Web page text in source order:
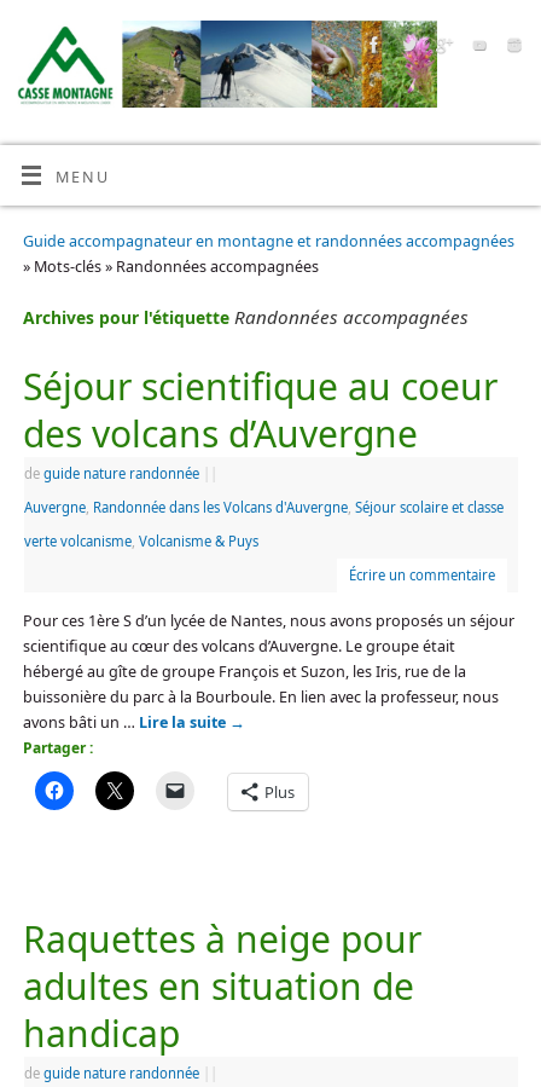
MENU
Guide accompagnateur en montagne et randonnées accompagnées
» Mots-clés » Randonnées accompagnées
Archives pour l'étiquette Randonnées accompagnées
Séjour scientifique au coeur
des volcans d’Auvergne
de guide nature randonnée
Auvergne, Randonnée dans les Volcans d'Auvergne, Séjour scolaire et classe
verte volcanisme, Volcanisme & Puys
Écrire un commentaire
Pour ces 1ère S d’un lycée de Nantes, nous avons proposés un séjour
scientifique au cœur des volcans d’Auvergne. Le groupe était
hébergé au gîte de groupe François et Suzon, les Iris, rue de la
buissonière du parc à la Bourboule. En lien avec la professeur, nous
avons bâti un … Lire la suite →
Partager :
Plus
Raquettes à neige pour
adultes en situation de
handicap
de guide nature randonnée